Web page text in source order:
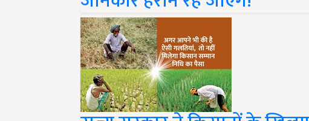
राज्य सरकार ने किसानों के